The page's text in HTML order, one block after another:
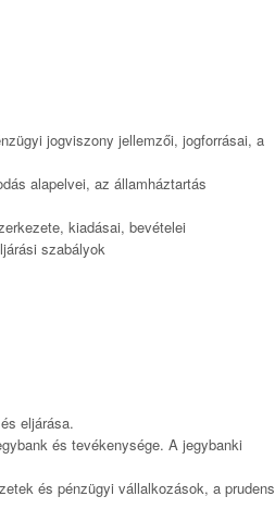
jogviszony jellemzői, jogforrásai, a
alapelvei, az államháztartás
kiadásai, bevételei
szabályok
eljárása.
és tevékenysége. A jegybanki
és pénzügyi vállalkozások, a prudens